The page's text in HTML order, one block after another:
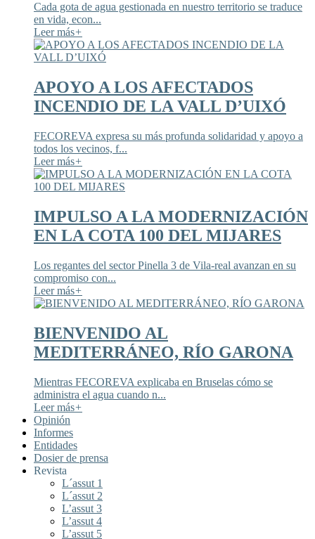
Cada gota de agua gestionada en nuestro territorio se traduce
en vida, econ...
Leer más+
APOYO A LOS AFECTADOS
INCENDIO DE LA VALL D’UIXÓ
FECOREVA expresa su más profunda solidaridad y apoyo a
todos los vecinos, f...
Leer más+
IMPULSO A LA MODERNIZACIÓN
EN LA COTA 100 DEL MIJARES
Los regantes del sector Pinella 3 de Vila-real avanzan en su
compromiso con...
Leer más+
BIENVENIDO AL
MEDITERRÁNEO, RÍO GARONA
Mientras FECOREVA explicaba en Bruselas cómo se
administra el agua cuando n...
Leer más+
Opinión
Informes
Entidades
Dosier de prensa
Revista
L´assut 1
L´assut 2
L’assut 3
L’assut 4
L’assut 5